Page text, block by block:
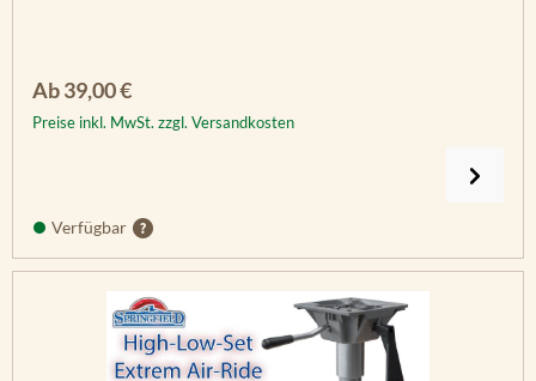
Regulärer Preis:
Ab39,00 €
Preise inkl. MwSt. zzgl. Versandkosten
Verfügbar